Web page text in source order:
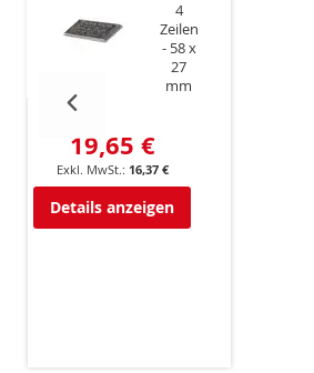
4
Zeilen
58 x
27
mm
19,65 €
16,37 €
Details anzeigen